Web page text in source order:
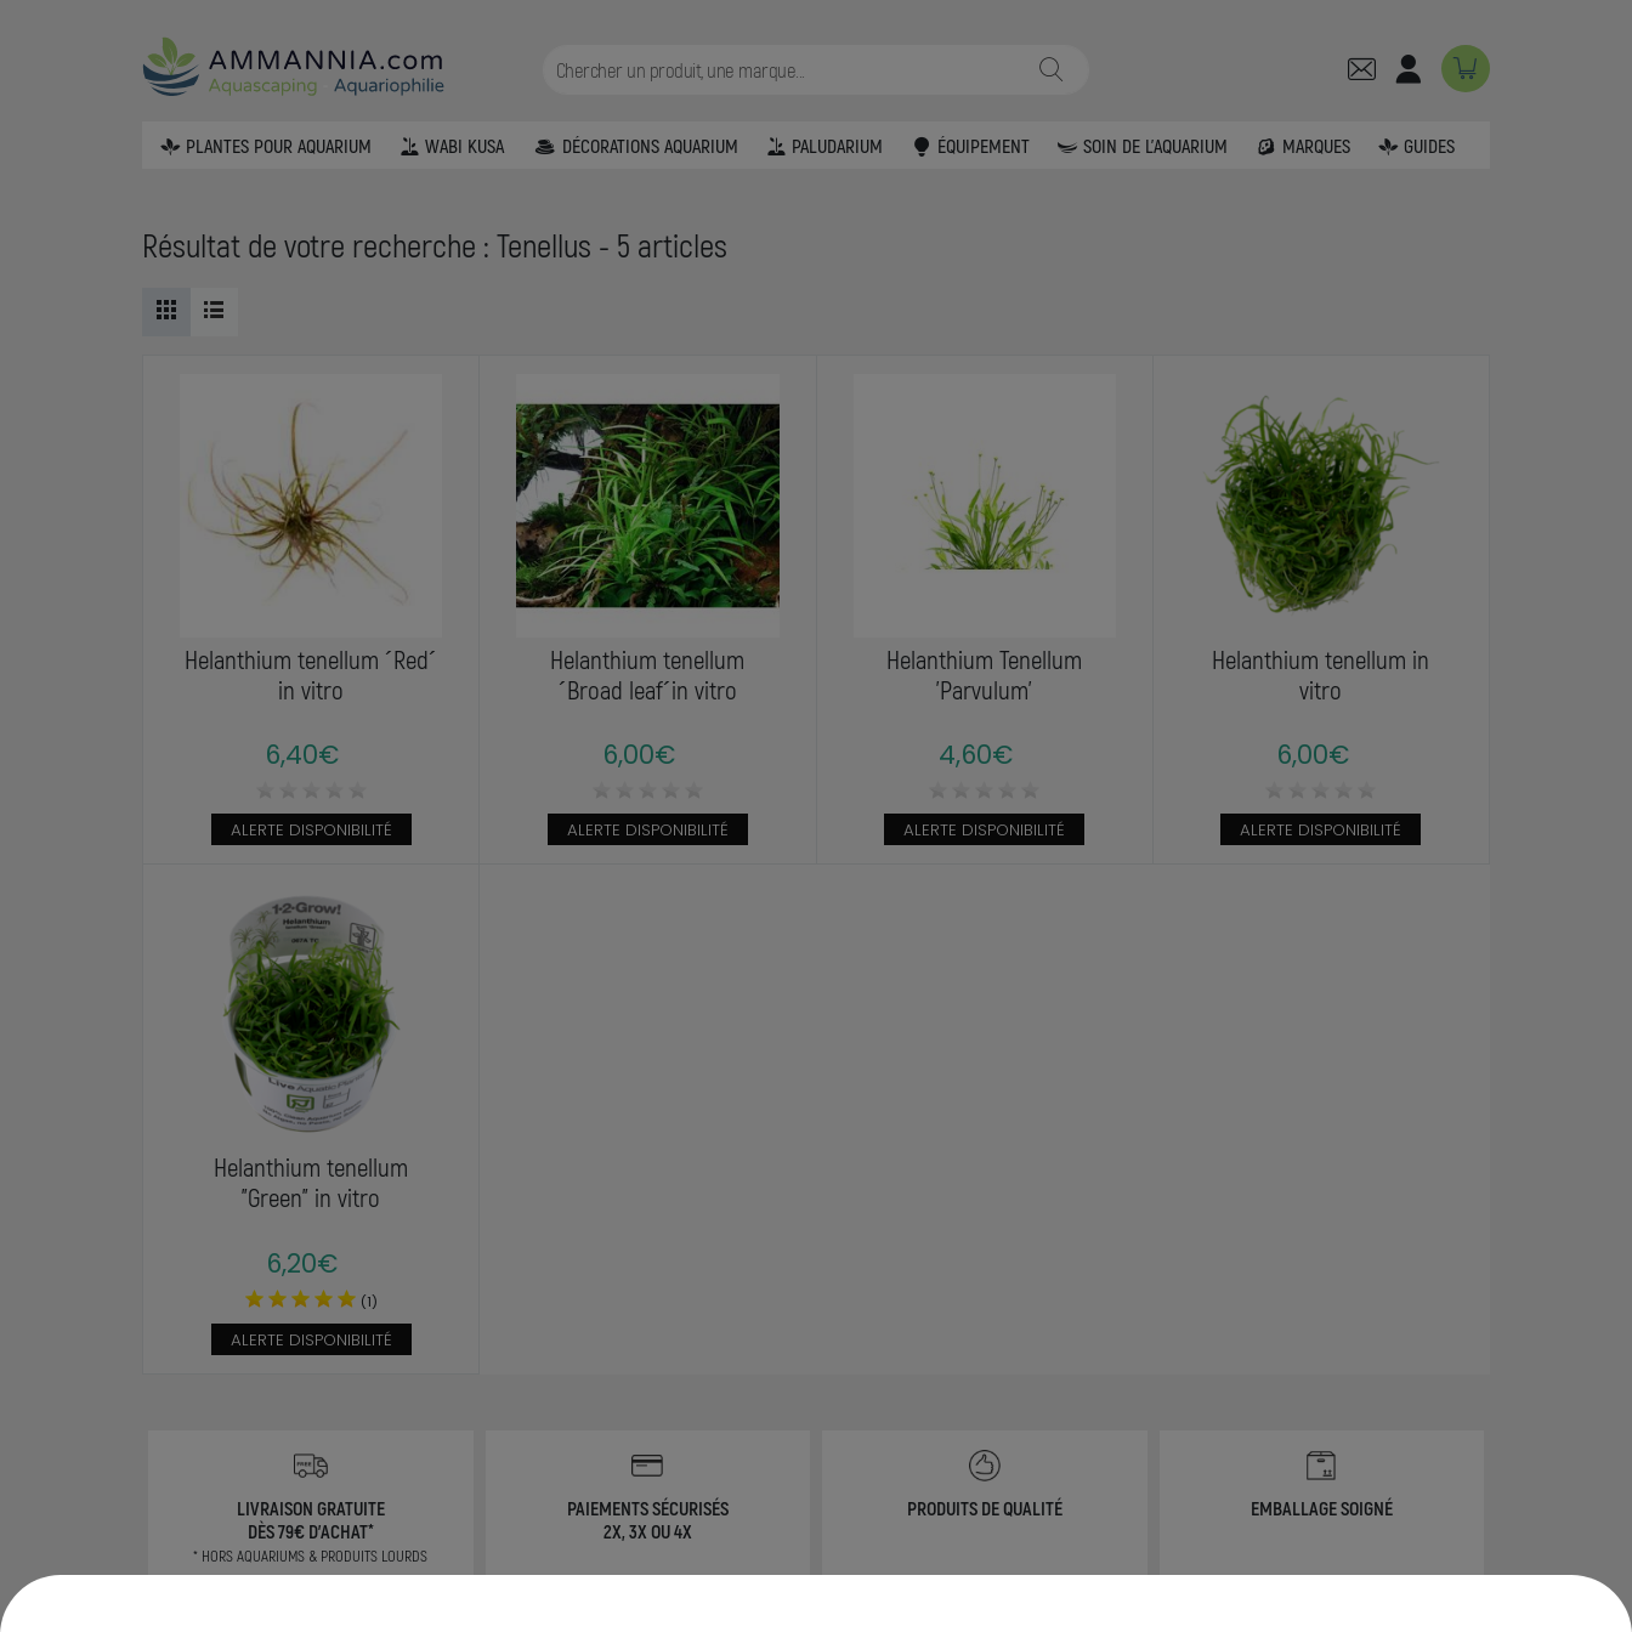
PLANTES POUR AQUARIUM WABI KUSA DÉCORATIONS AQUARIUM PALUDARIUM ÉQUIPEMENT SOIN DE L'AQUARIUM MARQUES GUIDES
Résultat de votre recherche : Tenellus - 5 articles
Helanthium tenellum ´Red´
in vitro
6,40€
ALERTE DISPONIBILITÉ
Helanthium tenellum
´Broad leaf´in vitro
6,00€
ALERTE DISPONIBILITÉ
Helanthium Tenellum
'Parvulum'
4,60€
ALERTE DISPONIBILITÉ
Helanthium tenellum in
vitro
6,00€
ALERTE DISPONIBILITÉ
Helanthium tenellum
"Green" in vitro
6,20€
(1)
ALERTE DISPONIBILITÉ
LIVRAISON GRATUITE
DÈS 79€ D'ACHAT*
* HORS AQUARIUMS & PRODUITS LOURDS
PAIEMENTS SÉCURISÉS
2X, 3X OU 4X
PRODUITS DE QUALITÉ EMBALLAGE SOIGNÉ